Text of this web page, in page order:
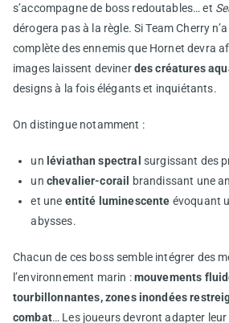
s’accompagne de boss redoutables… et
dérogera pas à la règle. Si Team Cherry
complète des ennemis que Hornet devra
images laissent devinerdes créatures
designs à la fois élégants et inquiétants.
On distingue notamment :
un léviathan spectral surgissant des
un chevalier-corail
brandissant une
et une entité luminescente évoquant
abysses.
Chacun de ces boss semble intégrer des
l’environnement marin :mouvements
tourbillonnantes, zones inondées
combat… Les joueurs devront adapter